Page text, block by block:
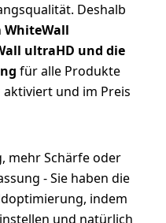
Deshalb
WhiteWall
ultraHD und die
für alle Produkte
und im Preis
mehr Schärfe oder
- Sie haben die
indem
und natürlich